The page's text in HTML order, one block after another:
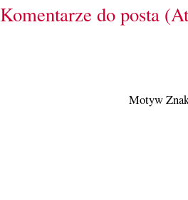
Komentarze do posta
Motyw